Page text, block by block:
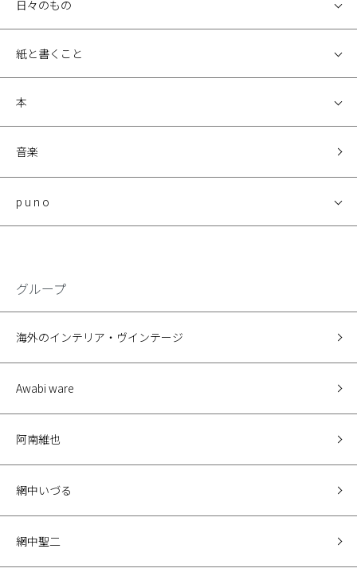
日々のもの
紙と書くこと
本
音楽
p u n o
グループ
海外のインテリア・ヴインテージ
Awabi ware
阿南維也
網中いづる
網中聖二